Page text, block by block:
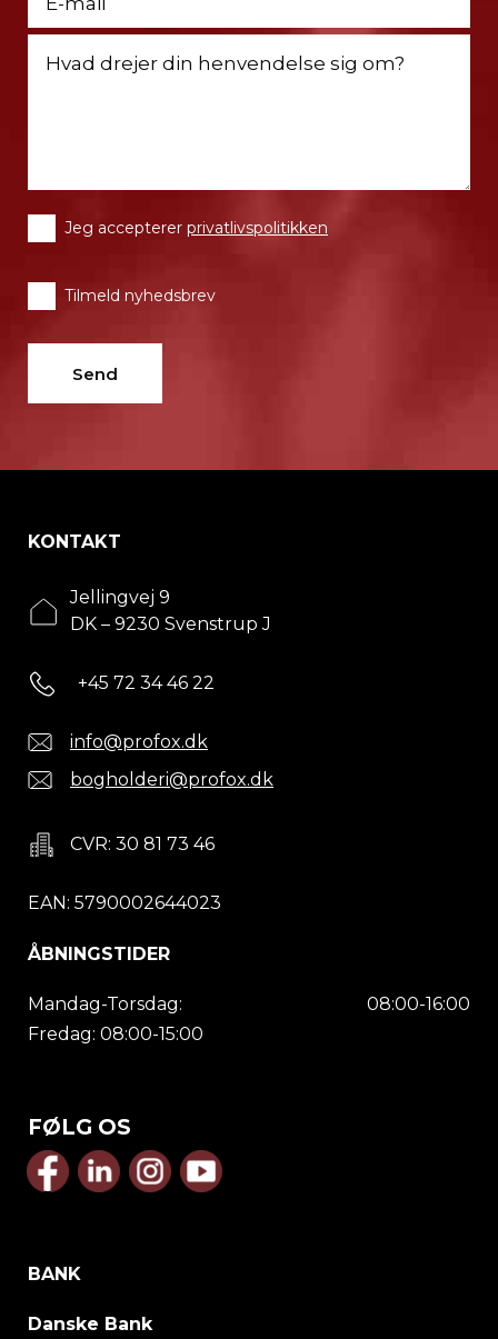
Jeg accepterer privatlivspolitikken
Tilmeld nyhedsbrev
KONTAKT
Jellingvej 9
DK – 9230 Svenstrup J
+45 72 34 46 22
info@profox.dk
bogholderi@profox.dk
CVR: 30 81 73 46
EAN: 5790002644023
ÅBNINGSTIDER
Mandag-Torsdag:
08:00-16:00
Fredag: 08:00-15:00
FØLG OS
BANK
Danske Bank